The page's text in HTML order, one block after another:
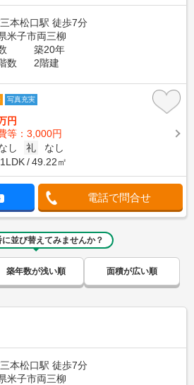
本松口駅 徒歩7分
米子市両三柳
築20年
数
2階建
写真充実
円
等：3,000円
し 礼
なし
1LDK 49.22㎡
電話で問合せ
に並び替えてみませんか？
築年数が浅い順 面積が広い順
本松口駅 徒歩7分
米子市両三柳